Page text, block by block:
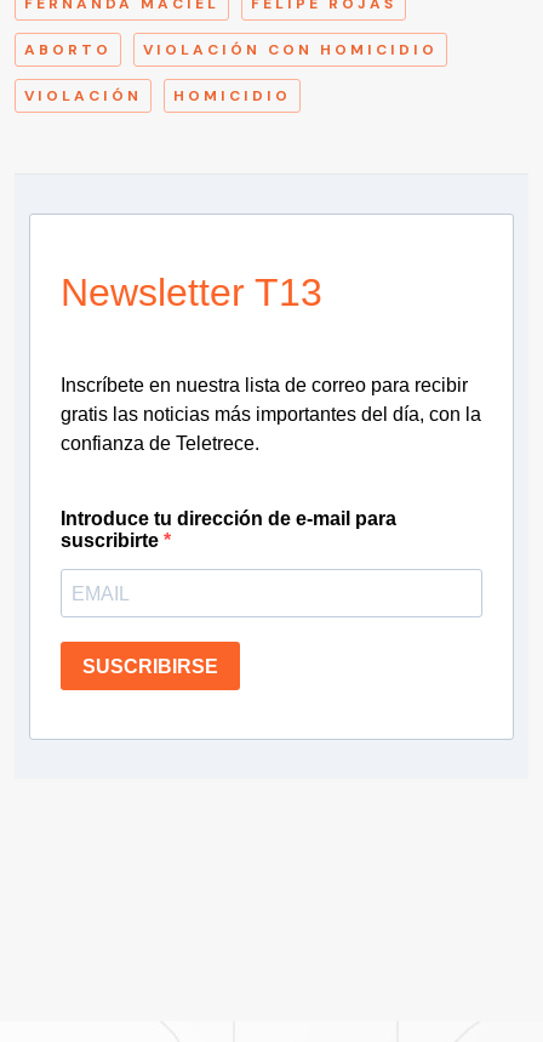
ABORTO VIOLACIÓN CON HOMICIDIO
VIOLACIÓN HOMICIDIO
Newsletter T13
Inscríbete en nuestra lista de correo para recibir
gratis las noticias más importantes del día, con la
confianza de Teletrece.
Introduce tu dirección de e-mail para
suscribirte
SUSCRIBIRSE